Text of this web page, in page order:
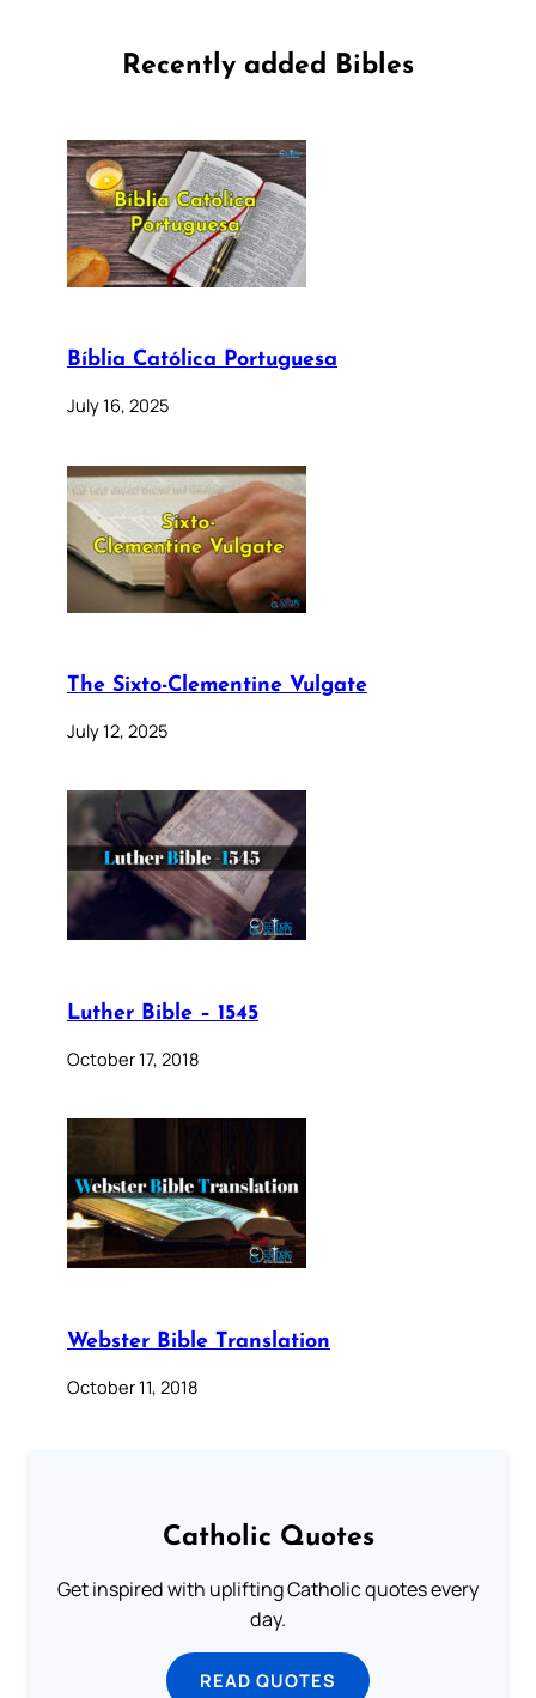
Recently added Bibles
Bíblia Católica Portuguesa
July 16, 2025
The Sixto-Clementine Vulgate
July 12, 2025
Luther Bible – 1545
October 17, 2018
Webster Bible Translation
October 11, 2018
Catholic Quotes
Get inspired with uplifting Catholic quotes every
day.
READ QUOTES